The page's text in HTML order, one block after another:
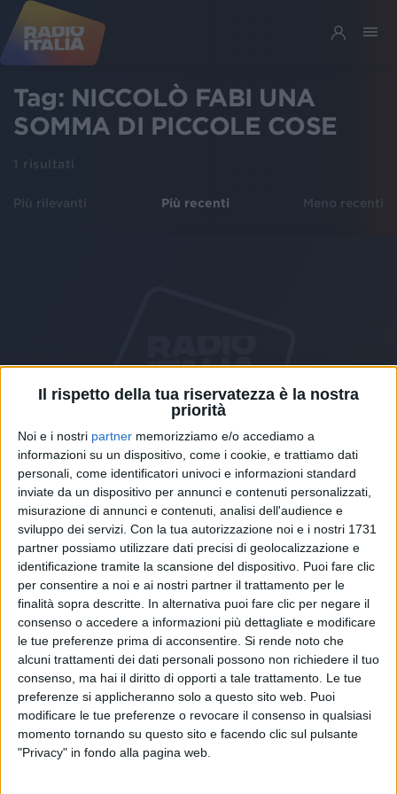
Il rispetto della tua riservatezza è la nostra
priorità
Noi e i nostri partner memorizziamo e/o accediamo a
informazioni su un dispositivo, come i cookie, e trattiamo dati
personali, come identificatori univoci e informazioni standard
inviate da un dispositivo per annunci e contenuti personalizzati,
misurazione di annunci e contenuti, analisi dell'audience e
sviluppo dei servizi. Con la tua autorizzazione noi e i nostri 1731
partner possiamo utilizzare dati precisi di geolocalizzazione e
identificazione tramite la scansione del dispositivo. Puoi fare clic
per consentire a noi e ai nostri partner il trattamento per le
finalità sopra descritte. In alternativa puoi fare clic per negare il
consenso o accedere a informazioni più dettagliate e modificare
le tue preferenze prima di acconsentire. Si rende noto che
alcuni trattamenti dei dati personali possono non richiedere il tuo
consenso, ma hai il diritto di opporti a tale trattamento. Le tue
preferenze si applicheranno solo a questo sito web. Puoi
modificare le tue preferenze o revocare il consenso in qualsiasi
momento tornando su questo sito e facendo clic sul pulsante
"Privacy" in fondo alla pagina web.
Tag: NICCOLÒ FABI UNA
SOMMA DI PICCOLE COSE
1 risultati
Più rilevanti Più recenti Meno recenti
NEWS 24 mar 2020
Niccolò Fabi: il tour europeo è posticipato
a ottobre 2020
Ecco il calendario con le nuove date
Chi siamo